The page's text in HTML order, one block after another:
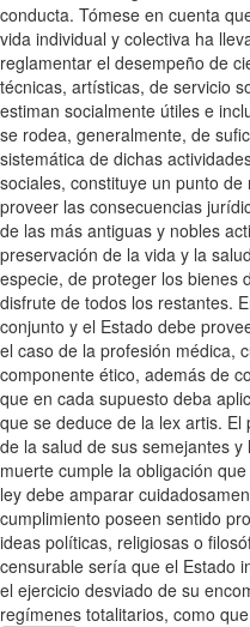
conducta. Tómese en cuenta
vida individual y colectiva ha
reglamentar el desempeño de
técnicas, artísticas, de servicio
estiman socialmente útiles e
se rodea, generalmente, de
sistemática de dichas
sociales, constituye un punto
proveer las consecuencias
de las más antiguas y nobles
preservación de la vida y la
especie, de proteger los bienes
disfrute de todos los restantes.
conjunto y el Estado debe
el caso de la profesión médica,
componente ético, además de
que en cada supuesto deba
que se deduce de la lex artis.
de la salud de sus semejantes
muerte cumple la obligación
ley debe amparar
cumplimiento poseen sentido
ideas políticas, religiosas o
censurable sería que el Estado
el ejercicio desviado de su
regímenes totalitarios, como